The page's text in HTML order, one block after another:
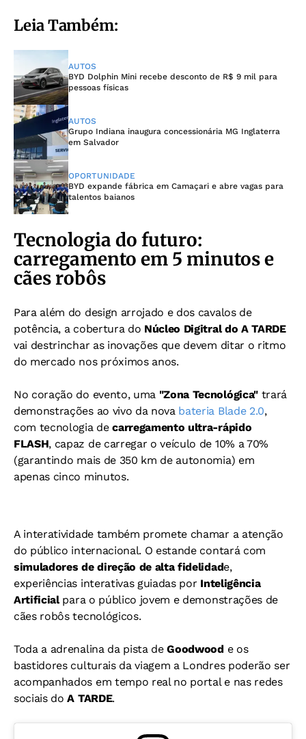
Leia Também:
AUTOS
BYD Dolphin Mini recebe desconto de R$ 9 mil para
pessoas físicas
AUTOS
Grupo Indiana inaugura concessionária MG Inglaterra
em Salvador
OPORTUNIDADE
BYD expande fábrica em Camaçari e abre vagas para
talentos baianos
Tecnologia do futuro:
carregamento em 5 minutos e
cães robôs
Para além do design arrojado e dos cavalos de
potência, a cobertura do Núcleo Digitral do A TARDE
vai destrinchar as inovações que devem ditar o ritmo
do mercado nos próximos anos.
No coração do evento, uma "Zona Tecnológica"trará
demonstrações ao vivo da nova bateria Blade 2.0,
com tecnologia decarregamento ultra-rápido
FLASH, capaz de carregar o veículo de 10% a 70%
(garantindo mais de 350 km de autonomia) em
apenas cinco minutos.
A interatividade também promete chamar a atenção
do público internacional. O estande contará com
simuladores de direção de alta fidelidade,
experiências interativas guiadas por Inteligência
Artificial para o público jovem e demonstrações de
cães robôs tecnológicos.
Toda a adrenalina da pista deGoodwood e os
bastidores culturais da viagem a Londres poderão ser
acompanhados em tempo real no portal e nas redes
sociais doA TARDE.